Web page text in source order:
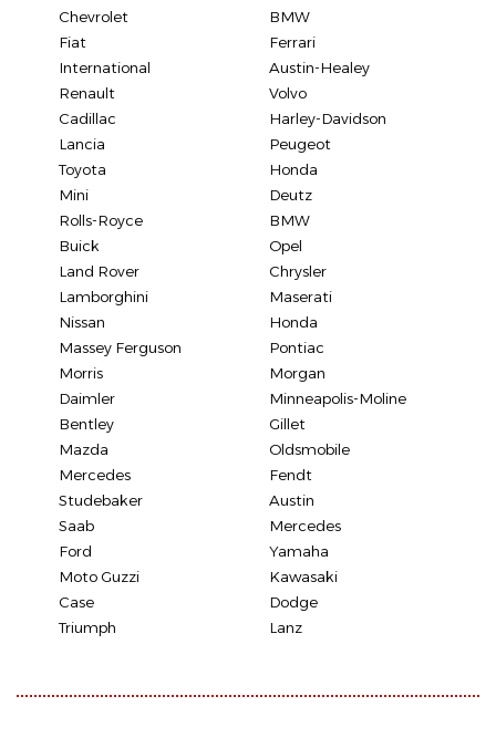
Chevrolet
BMW
Fiat
Ferrari
International
Austin-Healey
Renault
Volvo
Cadillac
Harley-Davidson
Lancia
Peugeot
Toyota
Honda
Mini
Deutz
Rolls-Royce
BMW
Buick
Opel
Land Rover
Chrysler
Lamborghini
Maserati
Nissan
Honda
Massey Ferguson
Pontiac
Morris
Morgan
Daimler
Minneapolis-Moline
Bentley
Gillet
Mazda
Oldsmobile
Mercedes
Fendt
Studebaker
Austin
Saab
Mercedes
Ford
Yamaha
Moto Guzzi
Kawasaki
Case
Dodge
Triumph
Lanz